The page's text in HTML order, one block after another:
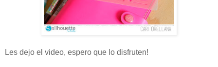
Les dejo el video, espero que lo disfruten!